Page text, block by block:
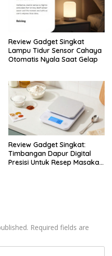
Review Gadget Singkat
Lampu Tidur Sensor Cahaya
Otomatis Nyala Saat Gelap
Review Gadget Singkat:
Timbangan Dapur Digital
Presisi Untuk Resep Masakan
Required fields are